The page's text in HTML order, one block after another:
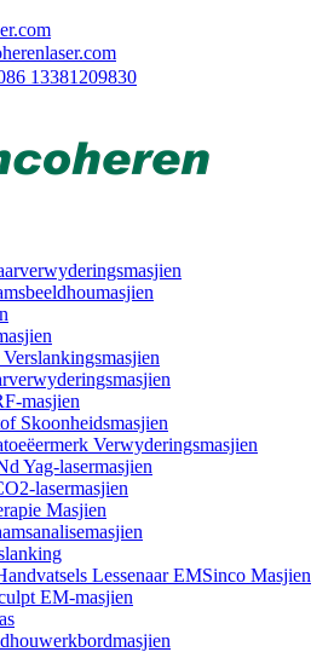
13381209830
masjien
Skoonheidsmasjien
Verwyderingsmasjien
Yag-lasermasjien
lasermasjien
Masjien
Lessenaar EMSinco Masjien
EM-masjien